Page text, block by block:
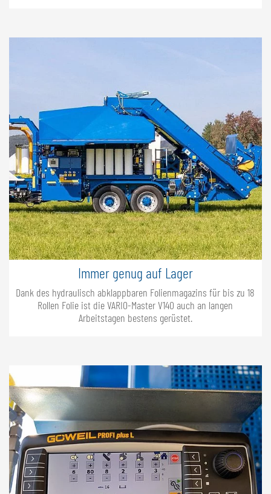
Immer genug auf Lager
Dank des hydraulisch abklappbaren Folienmagazins für bis zu 18
Rollen Folie ist die VARIO-Master V140 auch an langen
Arbeitstagen bestens gerüstet.